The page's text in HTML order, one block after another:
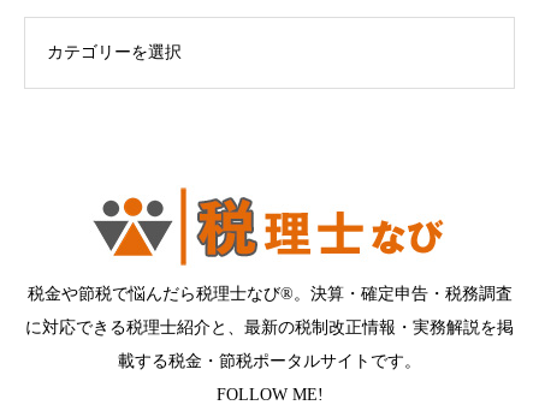
カテゴリー
税金や節税で悩んだら税理士なび®。決算・確定申告・税務調査
に対応できる税理士紹介と、最新の税制改正情報・実務解説を掲
載する税金・節税ポータルサイトです。
FOLLOW ME!